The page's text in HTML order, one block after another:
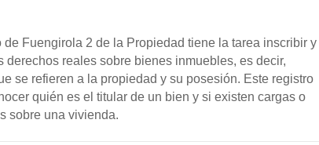
de Fuengirola 2 de la Propiedad tiene la tarea inscribir y
derechos reales sobre bienes inmuebles, es decir,
se refieren a la propiedad y su posesión. Este registro
quién es el titular de un bien y si existen cargas o
sobre una vivienda.